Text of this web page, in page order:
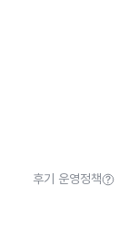
다.
후기 운영정책